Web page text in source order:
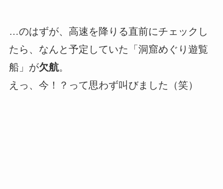
…のはずが、高速を降りる直前にチェックし
たら、なんと予定していた「洞窟めぐり遊覧
船」が欠航。
えっ、今！？って思わず叫びました（笑）